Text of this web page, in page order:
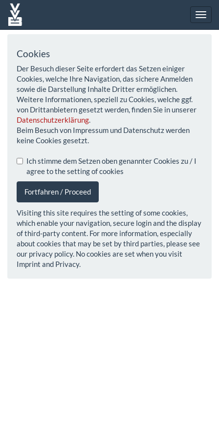
Cookies
Der Besuch dieser Seite erfordert das Setzen einiger
Cookies, welche Ihre Navigation, das sichere Anmelden
sowie die Darstellung Inhalte Dritter ermöglichen.
Weitere Informationen, speziell zu Cookies, welche ggf.
von Drittanbietern gesetzt werden, finden Sie in unserer
Datenschutzerklärung.
Beim Besuch von Impressum und Datenschutz werden
keine Cookies gesetzt.
Ich stimme dem Setzen oben genannter Cookies zu / I
agree to the setting of cookies
Fortfahren / Proceed
Visiting this site requires the setting of some cookies,
which enable your navigation, secure login and the display
of third-party content. For more information, especially
about cookies that may be set by third parties, please see
our privacy policy. No cookies are set when you visit
Imprint and Privacy.